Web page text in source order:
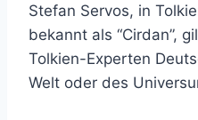
Stefan Servos, in
bekannt als “Cirdan”,
Tolkien-Experten
Welt oder des